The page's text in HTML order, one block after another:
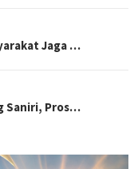
Jaga …
Saniri, Pros…